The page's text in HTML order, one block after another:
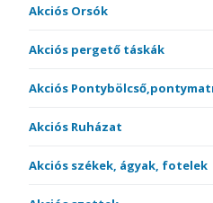
Akciós Orsók
Akciós pergető táskák
Akciós
Akciós Ruházat
Akciós székek, ágyak, fotelek